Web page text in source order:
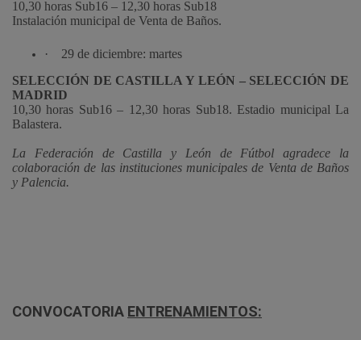
10,30 horas Sub16 – 12,30 horas Sub18
Instalación municipal de Venta de Baños.
·
29 de diciembre: martes
SELECCIÓN DE CASTILLA Y LEÓN – SELECCIÓN DE
MADRID
10,30 horas Sub16 – 12,30 horas Sub18. Estadio municipal La
Balastera.
La Federación de Castilla y León de Fútbol agradece la
colaboración de las instituciones municipales de Venta de Baños
y Palencia.
CONVOCATORIA ENTRENAMIENTOS: